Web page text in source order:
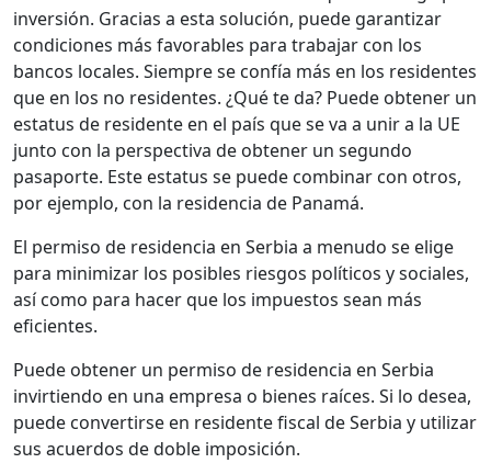
inversión. Gracias a esta solución, puede garantizar
condiciones más favorables para trabajar con los
bancos locales. Siempre se confía más en los residentes
que en los no residentes. ¿Qué te da? Puede obtener un
estatus de residente en el país que se va a unir a la UE
junto con la perspectiva de obtener un segundo
pasaporte. Este estatus se puede combinar con otros,
por ejemplo, con la residencia de Panamá.
El permiso de residencia en Serbia a menudo se elige
para minimizar los posibles riesgos políticos y sociales,
así como para hacer que los impuestos sean más
eficientes.
Puede obtener un permiso de residencia en Serbia
invirtiendo en una empresa o bienes raíces. Si lo desea,
puede convertirse en residente fiscal de Serbia y utilizar
sus acuerdos de doble imposición.